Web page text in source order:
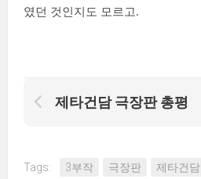
였던 것인지도 모르고.
제타건담 극장판 총평
Tags: 3부작 극장판 제타건담